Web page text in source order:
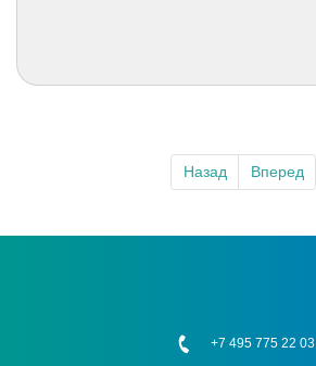
Назад Вперед
+7 495 775 22 03